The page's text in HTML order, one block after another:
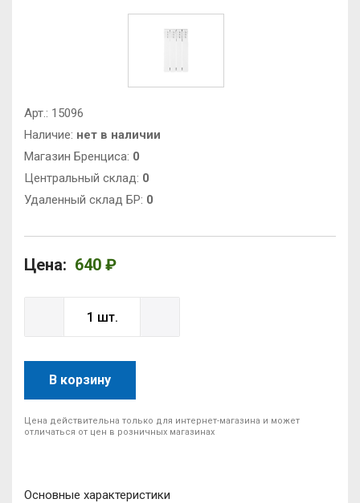
Арт.: 15096
Наличие: нет в наличии
Магазин Бренциса: 0
Центральный склад: 0
Удаленный склад БР: 0
Цена: 640 ₽
В корзину
Цена действительна только для интернет-магазина и может
отличаться от цен в розничных магазинах
Основные характеристики